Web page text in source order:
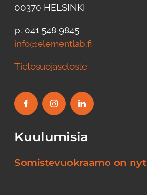
00370 HELSINKI
p. 041 548 9845
info@elementlab.fi
Tietosuojaseloste
Kuulumisia
Somistevuokraamo on